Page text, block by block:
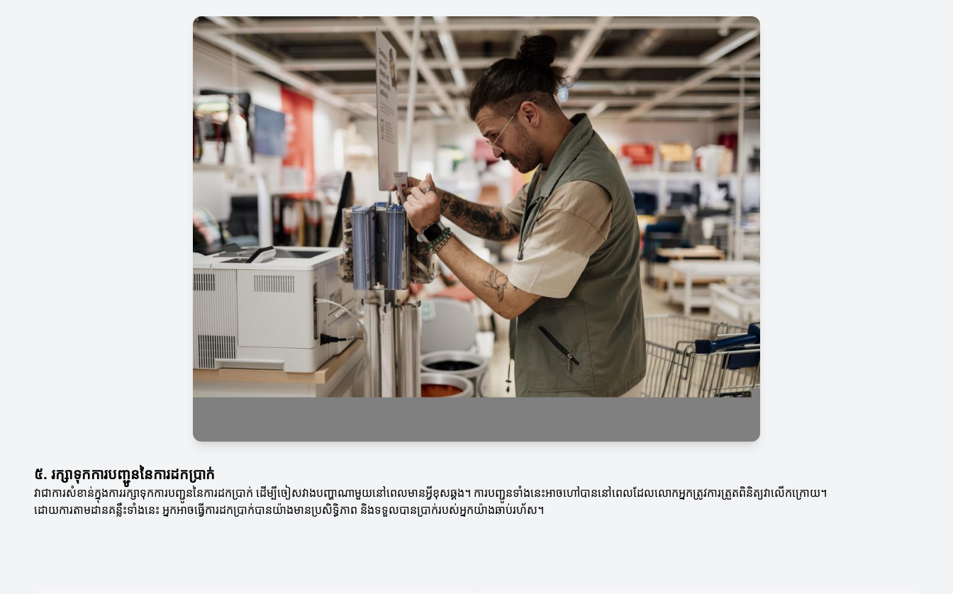
៥. រក្សាទុកការបញ្ជូននៃការដកប្រាក់
វាជាការសំខាន់ក្នុងការរក្សាទុកការបញ្ជូននៃការដកប្រាក់ ដើម្បីចៀសវាងបញ្ហាណាមួយនៅពេលមានអ្វីខុសឆ្គង។ ការបញ្ជូនទាំងនេះអាចហៅបាននៅពេលដែលលោកអ្នកត្រូវការត្រួតពិនិត្យវាលើកក្រោយ។
ដោយការតាមដានគន្លឹះទាំងនេះ អ្នកអាចធ្វើការដកប្រាក់បានយ៉ាងមានប្រសិទ្ធិភាព និងទទួលបានប្រាក់របស់អ្នកយ៉ាងឆាប់រហ័ស។